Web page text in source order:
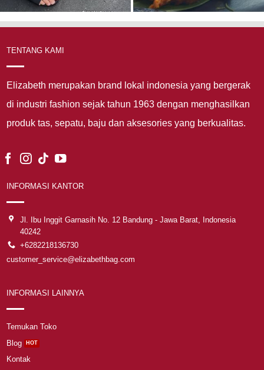
TENTANG KAMI
Elizabeth merupakan brand lokal indonesia yang bergerak
di industri fashion sejak tahun 1963 dengan menghasilkan
produk tas, sepatu, baju dan aksesories yang berkualitas.
INFORMASI KANTOR
Jl. Ibu Inggit Garnasih No. 12 Bandung - Jawa Barat, Indonesia
40242
+6282218136730
customer_service@elizabethbag.com
INFORMASI LAINNYA
Temukan Toko
Blog
Kontak